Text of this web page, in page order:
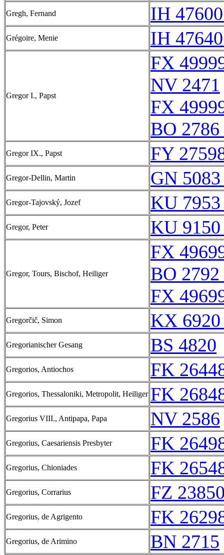
Gregh, Fernand IH
Grégoire, Menie IH
Gregor I., Papst
FX
NV 2471
FX
BO
Gregor IX., Papst FY
Gregor-Dellin, Martin GN
Gregor-Tajovský, Jozef KU
Gregor, Peter KU
Gregor, Tours, Bischof, Heiliger
FX
BO
FX
Gregorčič, Simon KX
Gregorianischer Gesang BS 4820
Gregorios, Antiochos FK
Gregorios, Thessaloniki, Metropolit, Heiliger FK
Gregorius VIII., Antipapa, Papa NV 2586
Gregorius, Caesariensis Presbyter FK
Gregorius, Chioniades FK
Gregorius, Corrarius FZ
Gregorius, de Agrigento FK
Gregorius, de Arimino BN 2715